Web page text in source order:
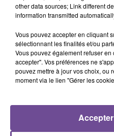
consommations en énergie
en main des logements et
Référence de l’offre Pôle
other data sources; Link different
information transmitted
Vous pouvez accepter en cliquant
sélectionnant les finalités et/ou
Vous pouvez également refuser
accepter". Vos préférences ne
pouvez mettre à jour vos choix, ou
moment via le lien "Gérer les